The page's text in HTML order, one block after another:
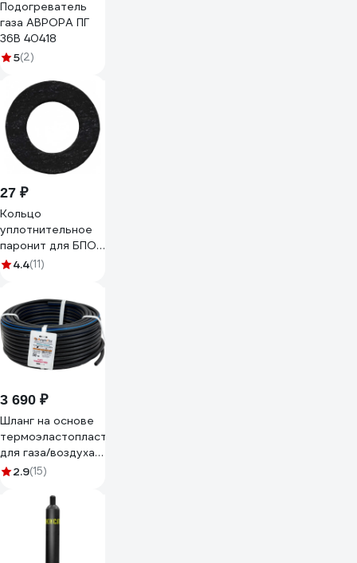
Подогреватель
газа АВРОРА ПГ
36В 40418
5(2)
27 ₽
Кольцо
уплотнительное
паронит для БПО
СваркаДжет
4.4(11)
3 690 ₽
Шланг на основе
термоэластопласта
для газа/воздуха
(6х12.5 мм; 20
Berginflex TPE-S-
2.9(15)